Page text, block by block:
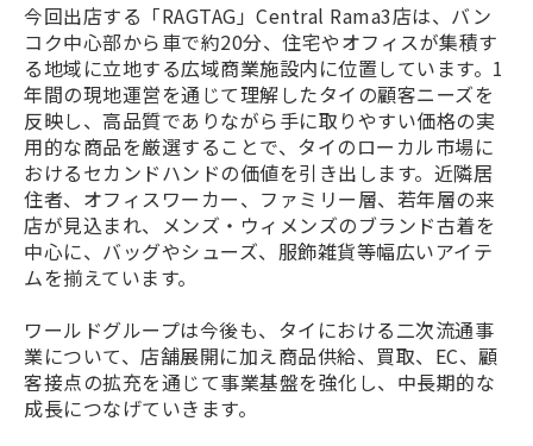
今回出店する「RAGTAG」Central Rama3店は、バン
コク中心部から車で約20分、住宅やオフィスが集積す
る地域に立地する広域商業施設内に位置しています。1
年間の現地運営を通じて理解したタイの顧客ニーズを
反映し、高品質でありながら手に取りやすい価格の実
用的な商品を厳選することで、タイのローカル市場に
おけるセカンドハンドの価値を引き出します。近隣居
住者、オフィスワーカー、ファミリー層、若年層の来
店が見込まれ、メンズ・ウィメンズのブランド古着を
中心に、バッグやシューズ、服飾雑貨等幅広いアイテ
ムを揃えています。
ワールドグループは今後も、タイにおける二次流通事
業について、店舗展開に加え商品供給、買取、EC、顧
客接点の拡充を通じて事業基盤を強化し、中長期的な
成長につなげていきます。